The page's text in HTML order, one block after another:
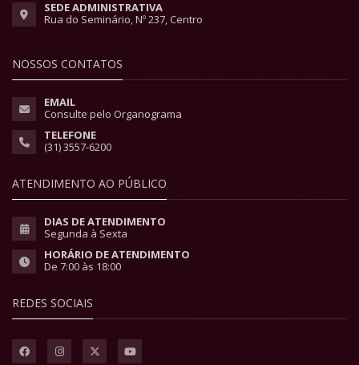
SEDE ADMINISTRATIVA
Rua do Seminário, Nº 237, Centro
NOSSOS CONTATOS
EMAIL
Consulte pelo Organograma
TELEFONE
(31) 3557-6200
ATENDIMENTO AO PÚBLICO
DIAS DE ATENDIMENTO
Segunda à Sexta
HORÁRIO DE ATENDIMENTO
De 7:00 às 18:00
REDES SOCIAIS